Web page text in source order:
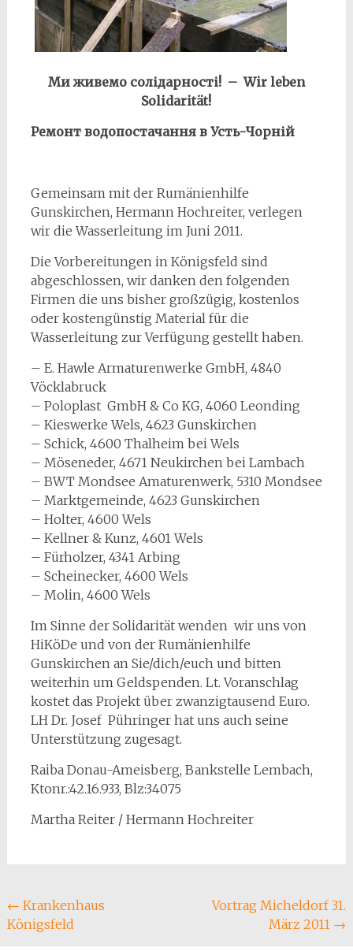
Ми живемо солідарності! – Wir leben
Solidarität!
Ремонт водопостачання в Усть-Чорній
Gemeinsam mit der Rumänienhilfe
Gunskirchen, Hermann Hochreiter, verlegen
wir die Wasserleitung im Juni 2011.
Die Vorbereitungen in Königsfeld sind
abgeschlossen, wir danken den folgenden
Firmen die uns bisher großzügig, kostenlos
oder kostengünstig Material für die
Wasserleitung zur Verfügung gestellt haben.
– E. Hawle Armaturenwerke GmbH, 4840
Vöcklabruck
– Poloplast GmbH & Co KG, 4060 Leonding
– Kieswerke Wels, 4623 Gunskirchen
– Schick, 4600 Thalheim bei Wels
– Möseneder, 4671 Neukirchen bei Lambach
– BWT Mondsee Amaturenwerk, 5310 Mondsee
– Marktgemeinde, 4623 Gunskirchen
– Holter, 4600 Wels
– Kellner & Kunz, 4601 Wels
– Fürholzer, 4341 Arbing
– Scheinecker, 4600 Wels
– Molin, 4600 Wels
Im Sinne der Solidarität wenden wir uns von
HiKöDe und von der Rumänienhilfe
Gunskirchen an Sie/dich/euch und bitten
weiterhin um Geldspenden. Lt. Voranschlag
kostet das Projekt über zwanzigtausend Euro.
LH Dr. Josef Pühringer hat uns auch seine
Unterstützung zugesagt.
Raiba Donau-Ameisberg, Bankstelle Lembach,
Ktonr.:42.16.933, Blz:34075
Martha Reiter / Hermann Hochreiter
Beitragsnavigation
← Krankenhaus
Königsfeld
Vortrag Micheldorf 31.
März 2011 →